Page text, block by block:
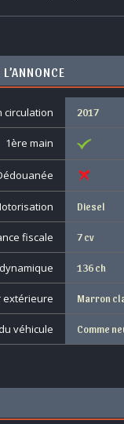
circulation 2017
1ère main
Diesel
fiscale 7 cv
136 ch
extérieure Marron
véhicule Comme